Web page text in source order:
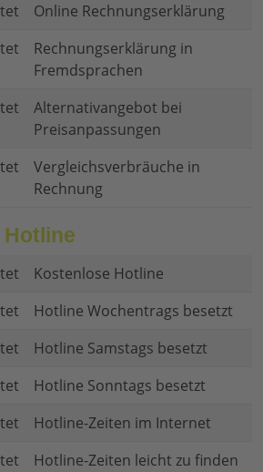
Online Rechnungserklärung
Rechnungserklärung in
Fremdsprachen
Alternativangebot bei
Preisanpassungen
Vergleichsverbräuche in
Rechnung
Kostenlose Hotline
Hotline Wochentrags besetzt
Hotline Samstags besetzt
Hotline Sonntags besetzt
Hotline-Zeiten im Internet
Hotline-Zeiten leicht zu finden